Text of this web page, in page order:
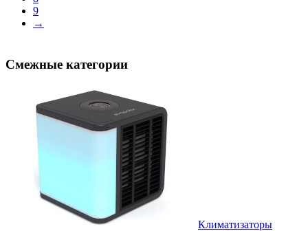
9
→
Смежные категории
Климатизаторы